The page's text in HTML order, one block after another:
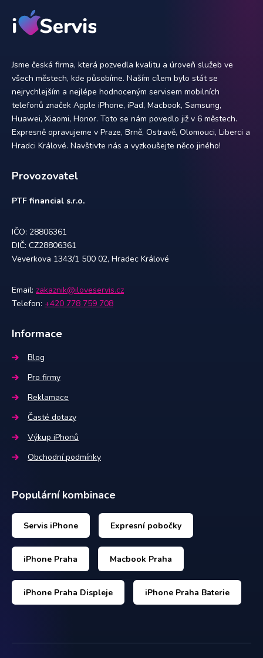
Jsme česká firma, která pozvedla kvalitu a úroveň služeb ve
všech městech, kde působíme. Naším cílem bylo stát se
nejrychlejším a nejlépe hodnoceným servisem mobilních
telefonů značek Apple iPhone, iPad, Macbook, Samsung,
Huawei, Xiaomi, Honor. Toto se nám povedlo již v 6 městech.
Expresně opravujeme v Praze, Brně, Ostravě, Olomouci, Liberci a
Hradci Králové. Navštivte nás a vyzkoušejte něco jiného!
Provozovatel
PTF financial s.r.o.
IČO: 28806361
DIČ: CZ28806361
Veverkova 1343/1 500 02, Hradec Králové
Email: zakaznik@iloveservis.cz
Telefon: +420 778 759 708
Informace
Blog
Pro firmy
Reklamace
Časté dotazy
Výkup iPhonů
Obchodní podmínky
Populární kombinace
Servis iPhone Expresní pobočky
iPhone Praha Macbook Praha
iPhone Praha Displeje iPhone Praha Baterie